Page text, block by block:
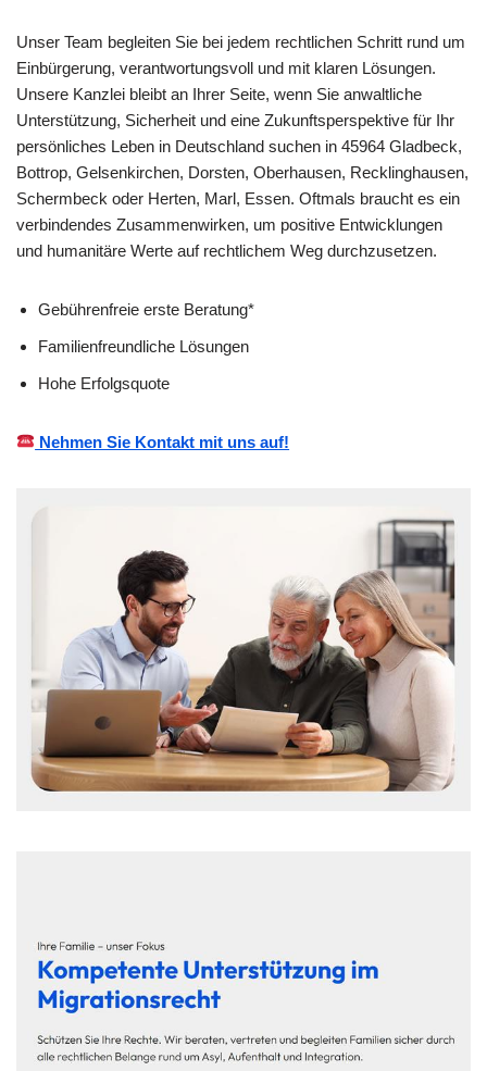
Unser Team begleiten Sie bei jedem rechtlichen Schritt rund um
Einbürgerung, verantwortungsvoll und mit klaren Lösungen.
Unsere Kanzlei bleibt an Ihrer Seite, wenn Sie anwaltliche
Unterstützung, Sicherheit und eine Zukunftsperspektive für Ihr
persönliches Leben in Deutschland suchen in 45964 Gladbeck,
Bottrop, Gelsenkirchen, Dorsten, Oberhausen, Recklinghausen,
Schermbeck oder Herten, Marl, Essen. Oftmals braucht es ein
verbindendes Zusammenwirken, um positive Entwicklungen
und humanitäre Werte auf rechtlichem Weg durchzusetzen.
Gebührenfreie erste Beratung*
Familienfreundliche Lösungen
Hohe Erfolgsquote
Nehmen Sie Kontakt mit uns auf!